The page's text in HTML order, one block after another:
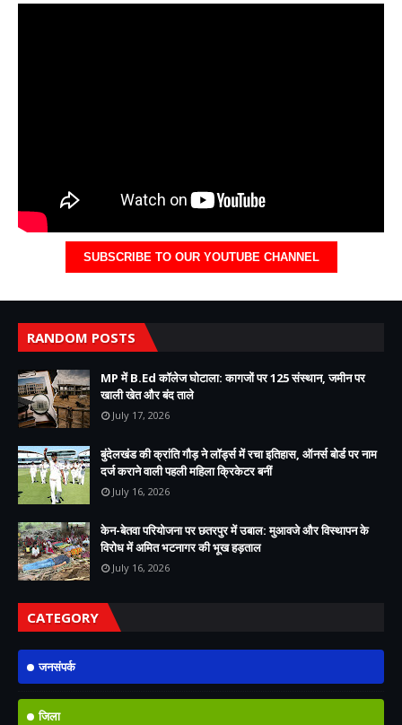
SUBSCRIBE TO OUR YOUTUBE CHANNEL
RANDOM POSTS
MP में B.Ed कॉलेज घोटाला: कागजों पर 125 संस्थान, जमीन पर
खाली खेत और बंद ताले
July 17, 2026
बुंदेलखंड की क्रांति गौड़ ने लॉर्ड्स में रचा इतिहास, ऑनर्स बोर्ड पर नाम
दर्ज कराने वाली पहली महिला क्रिकेटर बनीं
July 16, 2026
केन-बेतवा परियोजना पर छतरपुर में उबाल: मुआवजे और विस्थापन के
विरोध में अमित भटनागर की भूख हड़ताल
July 16, 2026
CATEGORY
जनसंपर्क
जिला